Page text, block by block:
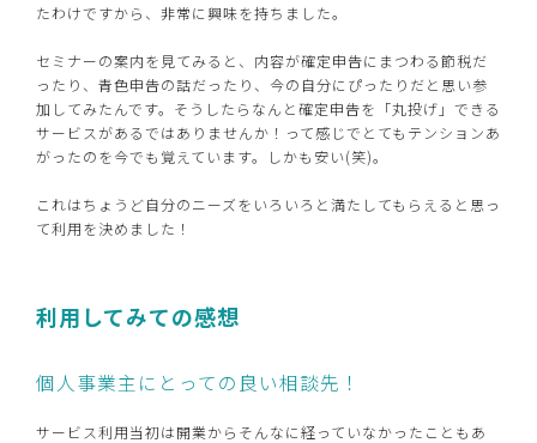
たわけですから、非常に興味を持ちました。
セミナーの案内を見てみると、内容が確定申告にまつわる節税だ
ったり、青色申告の話だったり、今の自分にぴったりだと思い参
加してみたんです。そうしたらなんと確定申告を「丸投げ」できる
サービスがあるではありませんか！って感じでとてもテンションあ
がったのを今でも覚えています。しかも安い(笑)。
これはちょうど自分のニーズをいろいろと満たしてもらえると思っ
て利用を決めました！
利用してみての感想
個人事業主にとっての良い相談先！
サービス利用当初は開業からそんなに経っていなかったこともあ